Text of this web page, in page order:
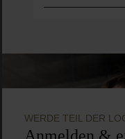
WERDE TEIL DER